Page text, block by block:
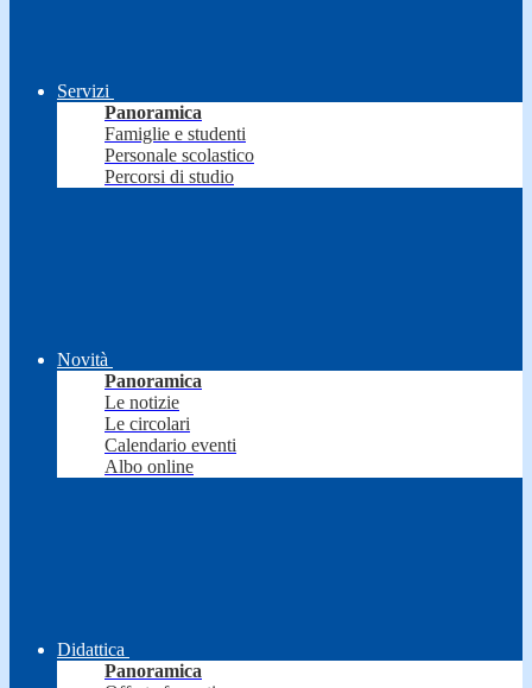
Servizi
Panoramica
Famiglie e studenti
Personale scolastico
Percorsi di studio
Novità
Panoramica
Le notizie
Le circolari
Calendario eventi
Albo online
Didattica
Panoramica